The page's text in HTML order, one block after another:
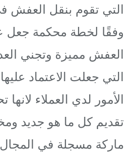
التي تقوم بنقل العفش
وفقًا لخطة محكمة جعل
العفش مميزة وتجني
التي جعلت الاعتماد
الأمور لدي العملاء
تقديم كل ما هو جديد
ماركة مسجلة في